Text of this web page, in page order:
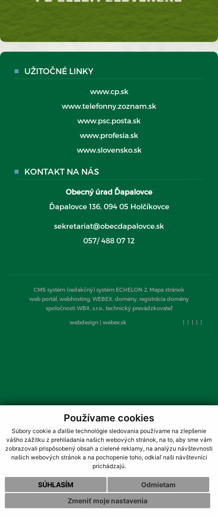
Používame cookies
Súbory cookie a ďalšie technológie sledovania používame na zlepšenie
vášho zážitku z prehliadania našich webových stránok, na to, aby sme vám
zobrazovali prispôsobený obsah a cielené reklamy, na analýzu návštevnosti
našich webových stránok a na pochopenie toho, odkiaľ naši návštevníci
prichádzajú.
SÚHLASÍM
Odmietam
Zmeniť moje nastavenia
UŽITOČNÉ LINKY
www.cp.sk
www.telefonny.zoznam.sk
www.psc.posta.sk
www.profesia.sk
www.slovensko.sk
KONTAKT NA NÁS
Obecný úrad Ďapalovce
Ďapalovce 136, 094 05 Holčíkovce
sekretariat@obecdapalovce.sk
057/ 488 07 12
CMS systém (redakčný) systém ECHELON 2, Mapa stránok
web portál, webhosting, WEBEX, domény, registrácia domény
spoločnosti WBX, s.r.o., technický prevádzkovateľ
webdesign webex.sk